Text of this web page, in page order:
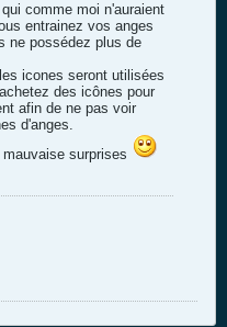
comme moi n'auraient
entrainez vos anges
ne possédez plus de
icones seront utilisées
des icônes pour
afin de ne pas voir
d'anges.
surprises